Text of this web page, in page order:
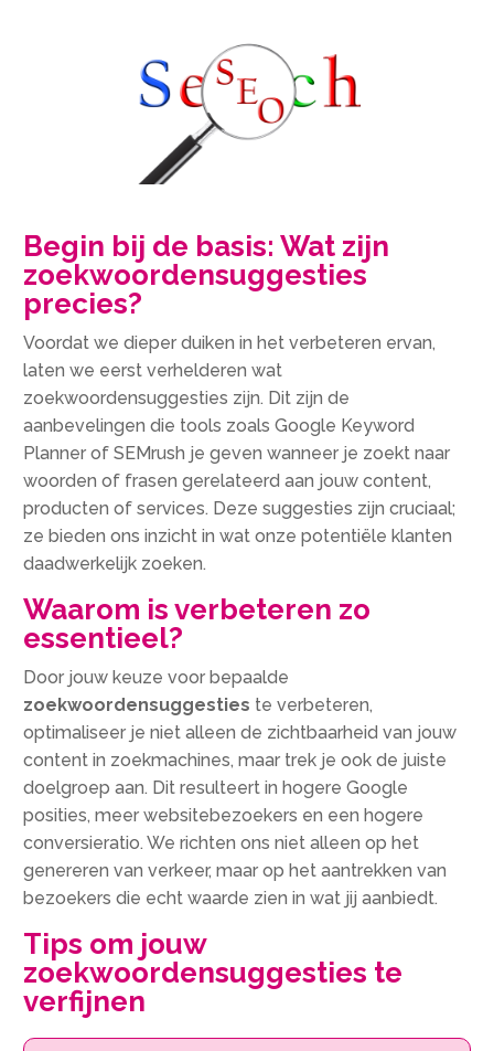
Begin bij de basis: Wat zijn
zoekwoordensuggesties
precies?
Voordat we dieper duiken in het verbeteren ervan,
laten we eerst verhelderen wat
zoekwoordensuggesties zijn.​ Dit zijn de
aanbevelingen die tools zoals Google Keyword
Planner of SEMrush je geven wanneer je zoekt naar
woorden of frasen gerelateerd aan jouw content,
producten of services.​ Deze suggesties zijn cruciaal;
ze bieden ons inzicht in wat onze potentiële klanten
daadwerkelijk zoeken.​
Waarom is verbeteren zo
essentieel?
Door jouw keuze voor bepaalde
zoekwoordensuggesties te verbeteren,
optimaliseer je niet alleen de zichtbaarheid van jouw
content in zoekmachines, maar trek je ook de juiste
doelgroep aan.​ Dit resulteert in hogere Google
posities, meer websitebezoekers en een hogere
conversieratio.​ We richten ons niet alleen op het
genereren van verkeer, maar op het aantrekken van
bezoekers die echt waarde zien in wat jij aanbiedt.​
Tips om jouw
zoekwoordensuggesties te
verfijnen